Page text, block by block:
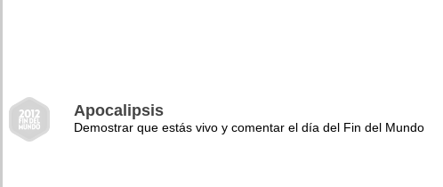
Apocalipsis
Demostrar que estás vivo y comentar el día del Fin del Mundo